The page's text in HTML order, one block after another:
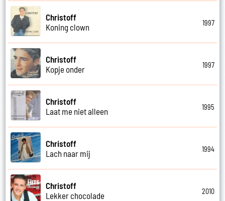
Christoff
Koning clown
1997
Christoff
Kopje onder
1997
Christoff
Laat me niet alleen
1995
Christoff
Lach naar mij
1994
Christoff
Lekker chocolade
2010